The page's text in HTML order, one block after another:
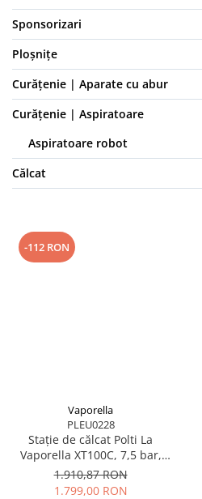
Sponsorizari
Ploșnițe
Curățenie | Aparate cu abur
Curățenie | Aspiratoare
Aspiratoare robot
Călcat
-112 RON
Vaporella
PLEU0228
Stație de călcat Polti La
Vaporella XT100C, 7,5 bar,
Steam Pulse 500 g
1.910,87 RON
1.799,00 RON